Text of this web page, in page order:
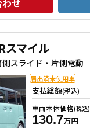
せ
スマイル
支払総額(税込)
車両本体価格(税込)
130.7万円
届出済未使用車